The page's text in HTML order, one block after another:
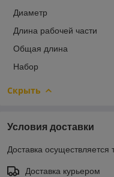
Диаметр
Длина рабочей части
Общая длина
Набор
Скрыть
Условия доставки
Доставка осуществляется
Доставка курьером